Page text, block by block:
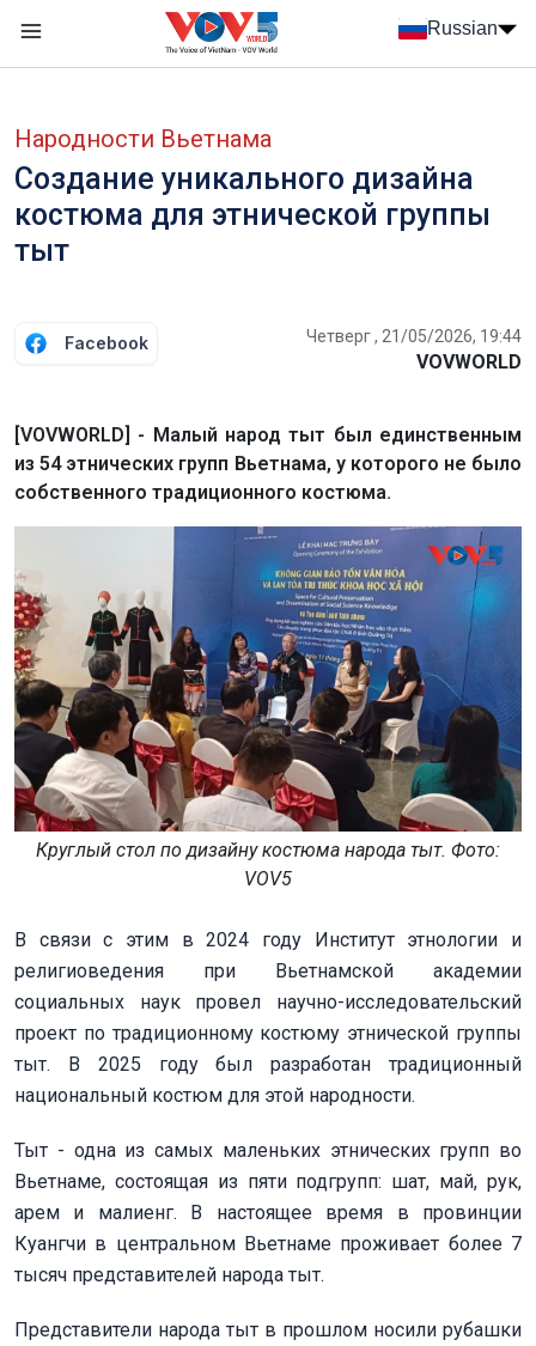
Russian
Народности Вьетнама
Создание уникального дизайна
костюма для этнической группы
тыт
Facebook Четверг , 21/05/2026, 19:44
VOVWORLD
[VOVWORLD] - Малый народ тыт был единственным
из 54 этнических групп Вьетнама, у которого не было
собственного традиционного костюма.
Круглый стол по дизайну костюма народа тыт. Фото:
VOV5
В связи с этим в 2024 году Институт этнологии и
религиоведения при Вьетнамской академии
социальных наук провел научно-исследовательский
проект по традиционному костюму этнической группы
тыт. В 2025 году был разработан традиционный
национальный костюм для этой народности.
Тыт - одна из самых маленьких этнических групп во
Вьетнаме, состоящая из пяти подгрупп: шат, май, рук,
арем и малиенг. В настоящее время в провинции
Куангчи в центральном Вьетнаме проживает более 7
тысяч представителей народа тыт.
Представители народа тыт в прошлом носили рубашки